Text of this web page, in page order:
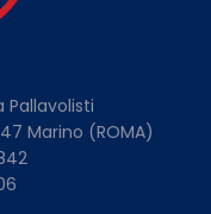
Pallavolisti
Marino (ROMA)